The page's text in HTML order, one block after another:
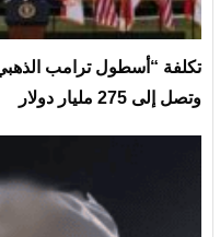
وتصل إلى 275 مليار دولار